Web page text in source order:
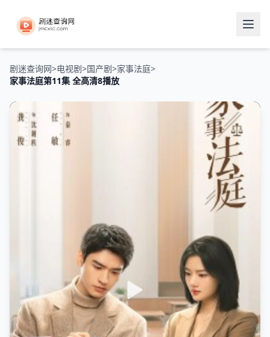
剧迷查询网>电视剧>国产剧>家事法庭>
家事法庭第11集 全高清8播放